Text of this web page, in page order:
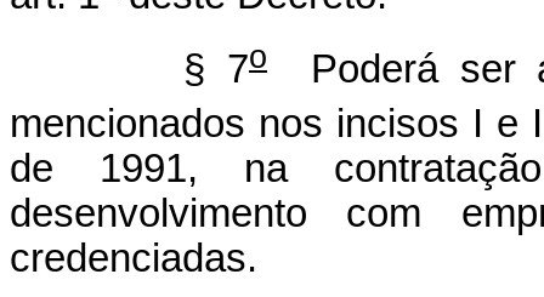
§ 7oPoderá ser
mencionados nos incisos I e
de 1991, na
desenvolvimento com
credenciadas.